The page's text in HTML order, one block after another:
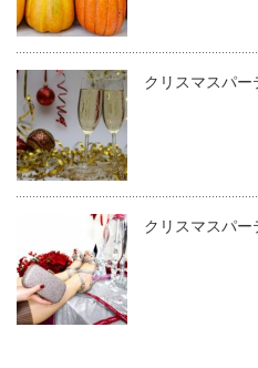
クリスマスパ
クリスマスパー